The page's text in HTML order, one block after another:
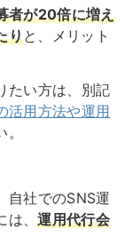
者が20倍に増え
りと、メリット
たい方は、別記
活用方法や運用
自社でのSNS運
は、運用代行会